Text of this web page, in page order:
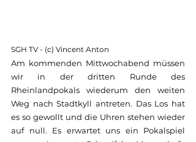
SGH TV - (c) Vincent Anton
Am kommenden Mittwochabend müssen
wir in der dritten Runde des
Rheinlandpokals wiederum den weiten
Weg nach Stadtkyll antreten. Das Los hat
es so gewollt und die Uhren stehen wieder
auf null. Es erwartet uns ein Pokalspiel